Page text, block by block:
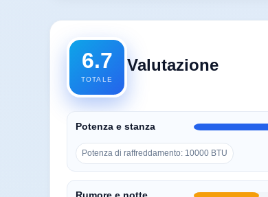
6.7
TOTALE
Valutazione
Potenza e stanza
Potenza di raffreddamento: 10000 BTU